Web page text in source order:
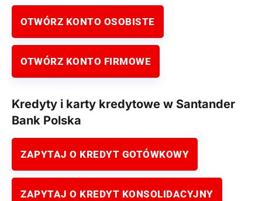
OTWÓRZ KONTO OSOBISTE
OTWÓRZ KONTO FIRMOWE
Kredyty i karty kredytowe w Santander
Bank Polska
ZAPYTAJ O KREDYT GOTÓWKOWY
ZAPYTAJ O KREDYT KONSOLIDACYJNY